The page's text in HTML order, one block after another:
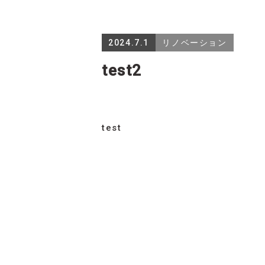
2024.7.1 リノベーション
test2
test